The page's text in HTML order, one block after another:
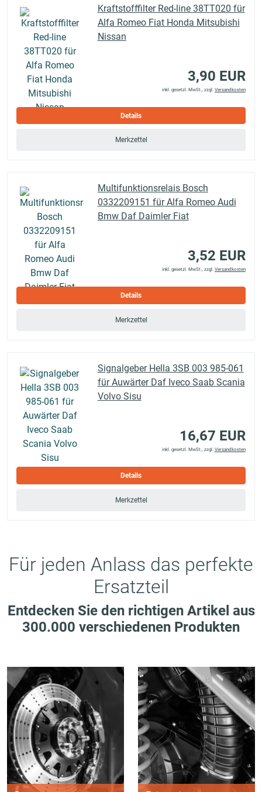
Kraftstofffilter Red-line 38TT020 für
Alfa Romeo Fiat Honda Mitsubishi
Nissan
3,90 EUR
inkl. gesetzl. MwSt., zzgl. Versandkosten
Details
Merkzettel
Multifunktionsrelais Bosch
0332209151 für Alfa Romeo Audi
Bmw Daf Daimler Fiat
3,52 EUR
inkl. gesetzl. MwSt., zzgl. Versandkosten
Details
Merkzettel
Signalgeber Hella 3SB 003 985-061
für Auwärter Daf Iveco Saab Scania
Volvo Sisu
16,67 EUR
inkl. gesetzl. MwSt., zzgl. Versandkosten
Details
Merkzettel
Für jeden Anlass das perfekte
Ersatzteil
Entdecken Sie den richtigen Artikel aus
300.000 verschiedenen Produkten